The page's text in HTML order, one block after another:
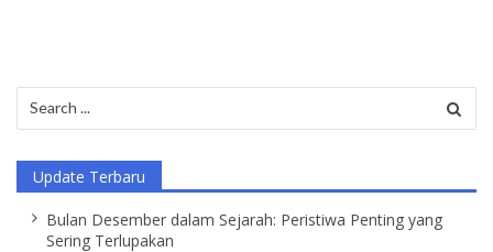
for:
Update Terbaru
Bulan Desember dalam Sejarah: Peristiwa Penting yang
Sering Terlupakan